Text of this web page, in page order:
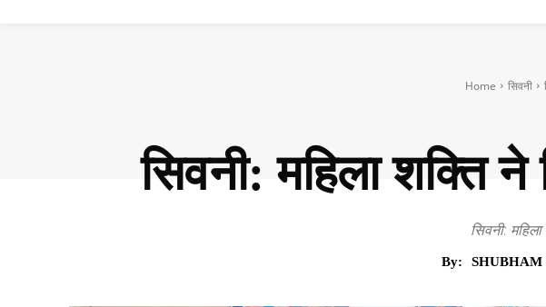
Home सिवनी
सिवनी: महिला शक्ति
सिवनी:
By: SHUBHAM